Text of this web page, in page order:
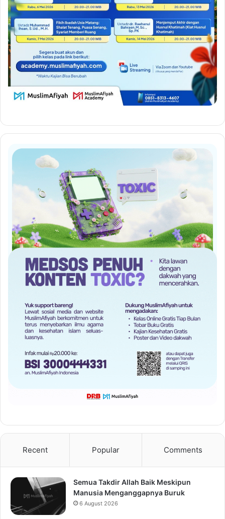
Recent Popular Comments
Semua Takdir Allah Baik Meskipun
Manusia Menganggapnya Buruk
6 August 2026